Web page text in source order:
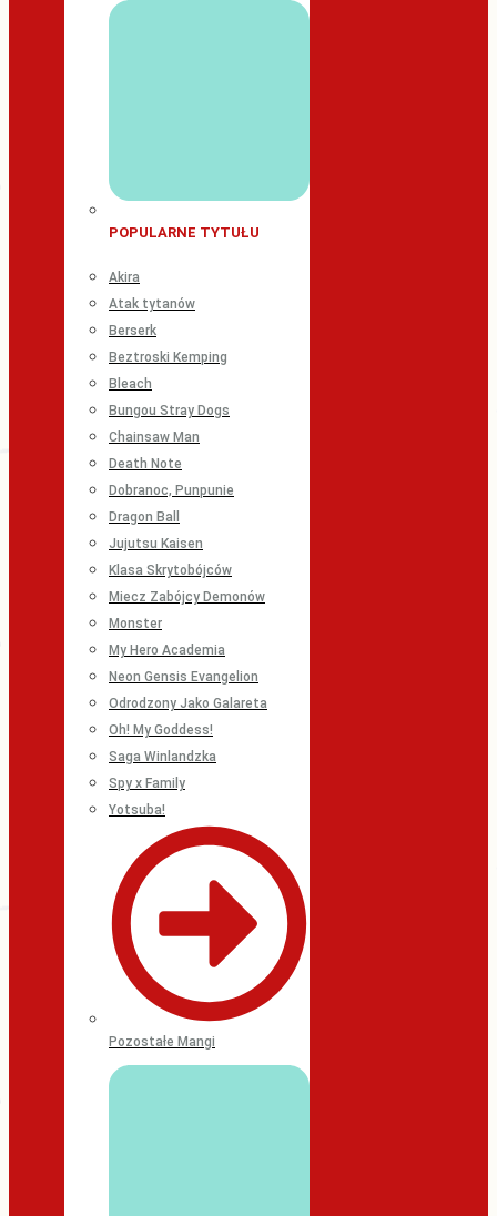
POPULARNE TYTUŁU
Akira
Atak tytanów
Berserk
Beztroski Kemping
Bleach
Bungou Stray Dogs
Chainsaw Man
Death Note
Dobranoc, Punpunie
Dragon Ball
Jujutsu Kaisen
Klasa Skrytobójców
Miecz Zabójcy Demonów
Monster
My Hero Academia
Neon Gensis Evangelion
Odrodzony Jako Galareta
Oh! My Goddess!
Saga Winlandzka
Spy x Family
Yotsuba!
Pozostałe Mangi